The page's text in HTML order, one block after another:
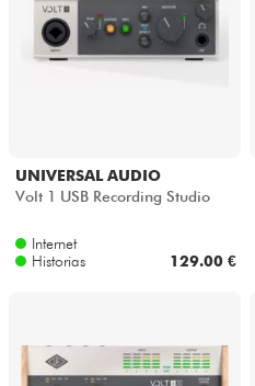
UNIVERSAL AUDIO
Volt 1 USB Recording Studio
Internet
Historias
129.00 €